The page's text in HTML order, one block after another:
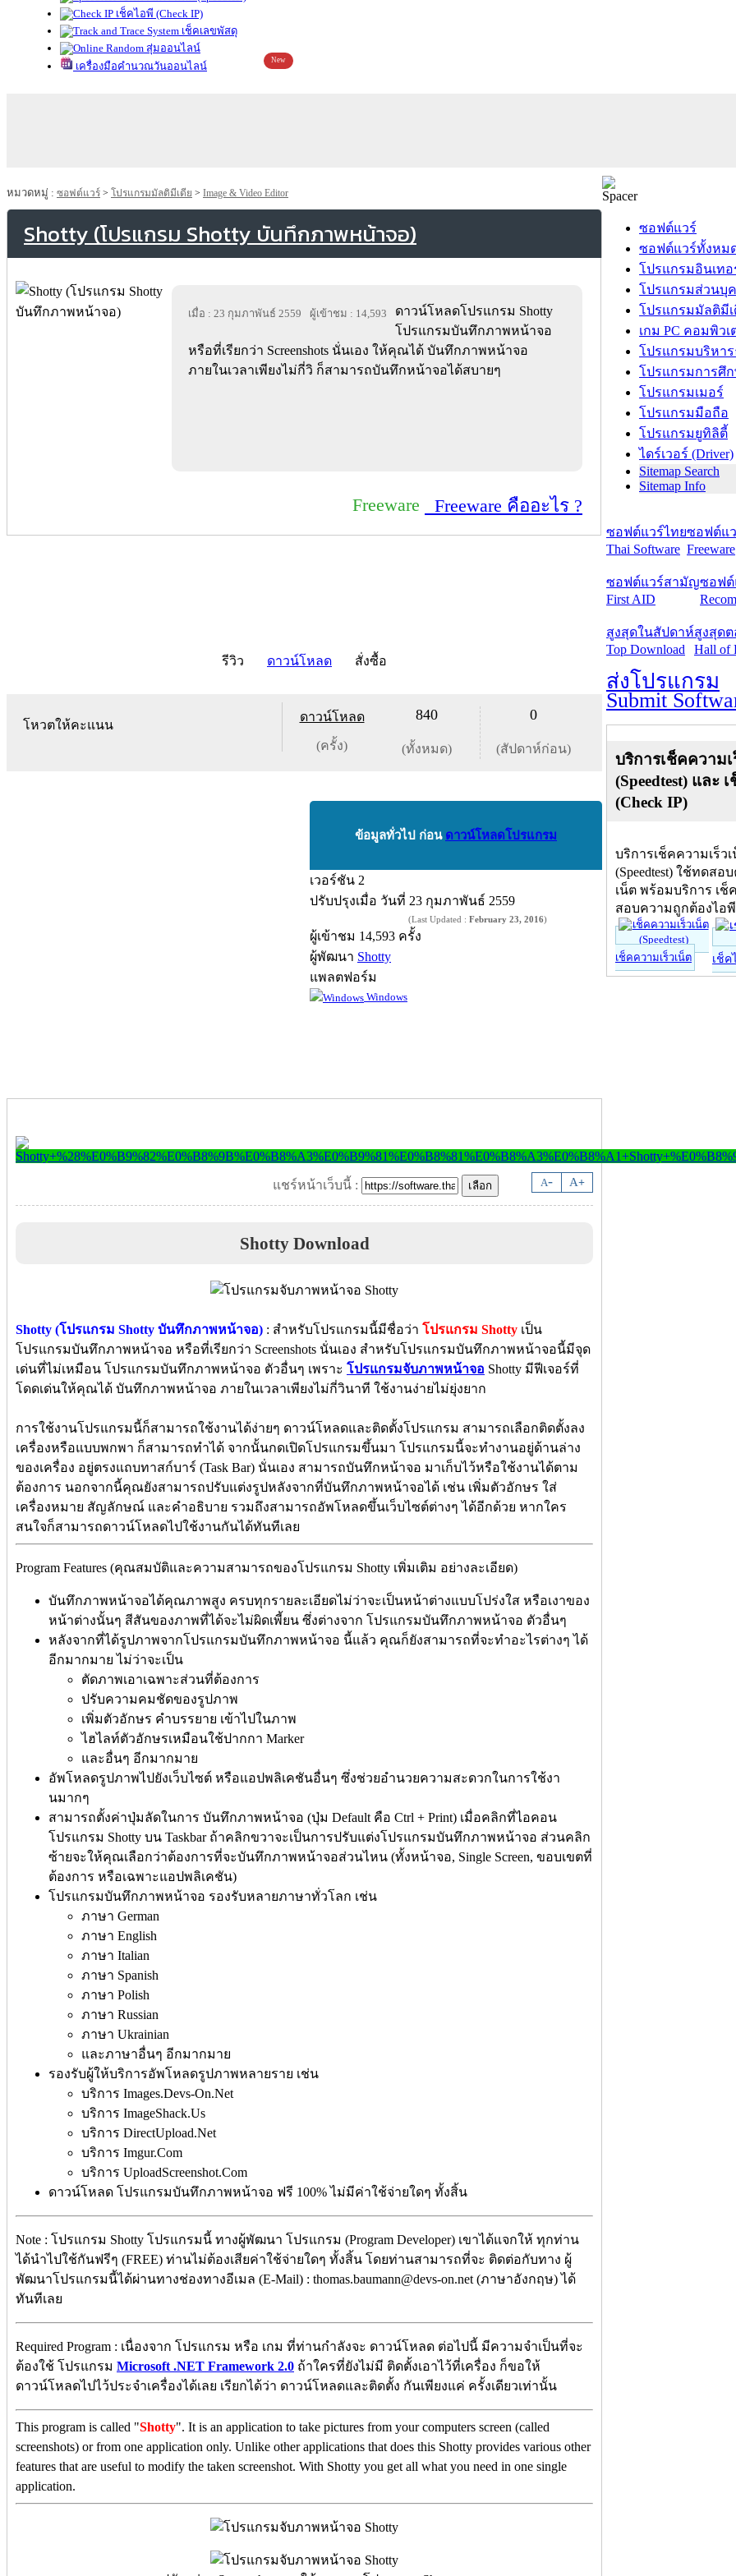
เช็คไอพี (Check IP)
เช็คเลขพัสดุ
สุ่มออนไลน์
เครื่องมือคำนวณวันออนไลน์
New
หมวดหมู่ : ซอฟต์แวร์ > โปรแกรมมัลติมีเดีย > Image & Video Editor
Shotty (โปรแกรม Shotty บันทึกภาพหน้าจอ)
เมื่อ : 23 กุมภาพันธ์ 2559 ผู้เข้าชม : 14,593
ดาวน์โหลดโปรแกรม Shotty
โปรแกรมบันทึกภาพหน้าจอ
หรือที่เรียกว่า Screenshots นั่นเอง ให้คุณได้ บันทึกภาพหน้าจอ
ภายในเวลาเพียงไม่กี่วิ ก็สามารถบันทึกหน้าจอได้สบายๆ
Freeware Freeware คืออะไร ?
รีวิว ดาวน์โหลด สั่งซื้อ
โหวตให้คะแนน
ดาวน์โหลด
(ครั้ง)
840
(ทั้งหมด)
0
(สัปดาห์ก่อน)
ข้อมูลทั่วไป ก่อน ดาวน์โหลดโปรแกรม
เวอร์ชัน 2
ปรับปรุงเมื่อ วันที่ 23 กุมภาพันธ์ 2559
(Last Updated : February 23, 2016)
ผู้เข้าชม 14,593 ครั้ง
ผู้พัฒนา Shotty
แพลตฟอร์ม
Windows
A- A+
แชร์หน้าเว็บนี้ :
Shotty Download
Shotty (โปรแกรม Shotty บันทึกภาพหน้าจอ) : สำหรับโปรแกรมนี้มีชื่อว่า โปรแกรม Shotty เป็น
โปรแกรมบันทึกภาพหน้าจอ หรือที่เรียกว่า Screenshots นั่นเอง สำหรับโปรแกรมบันทึกภาพหน้าจอนี้มีจุด
เด่นที่ไม่เหมือน โปรแกรมบันทึกภาพหน้าจอ ตัวอื่นๆ เพราะ โปรแกรมจับภาพหน้าจอ Shotty มีฟีเจอร์ที่
โดดเด่นให้คุณได้ บันทึกภาพหน้าจอ ภายในเวลาเพียงไม่กี่วินาที ใช้งานง่ายไม่ยุ่งยาก
การใช้งานโปรแกรมนี้ก็สามารถใช้งานได้ง่ายๆ ดาวน์โหลดและติดตั้งโปรแกรม สามารถเลือกติดตั้งลง
เครื่องหรือแบบพกพา ก็สามารถทำได้ จากนั้นกดเปิดโปรแกรมขึ้นมา โปรแกรมนี้จะทำงานอยู่ด้านล่าง
ของเครื่อง อยู่ตรงแถบทาสก์บาร์ (Task Bar) นั่นเอง สามารถบันทึกหน้าจอ มาเก็บไว้หรือใช้งานได้ตาม
ต้องการ นอกจากนี้คุณยังสามารถปรับแต่งรูปหลังจากที่บันทึกภาพหน้าจอได้ เช่น เพิ่มตัวอักษร ใส่
เครื่องหมาย สัญลักษณ์ และคำอธิบาย รวมถึงสามารถอัพโหลดขึ้นเว็บไซต์ต่างๆ ได้อีกด้วย หากใคร
สนใจก็สามารถดาวน์โหลดไปใช้งานกันได้ทันทีเลย
Program Features (คุณสมบัติและความสามารถของโปรแกรม Shotty เพิ่มเติม อย่างละเอียด)
บันทึกภาพหน้าจอได้คุณภาพสูง ครบทุกรายละเอียดไม่ว่าจะเป็นหน้าต่างแบบโปร่งใส หรือเงาของ
หน้าต่างนั้นๆ สีสันของภาพที่ได้จะไม่ผิดเพี้ยน ซึ่งต่างจาก โปรแกรมบันทึกภาพหน้าจอ ตัวอื่นๆ
หลังจากที่ได้รูปภาพจากโปรแกรมบันทึกภาพหน้าจอ นี้แล้ว คุณก็ยังสามารถที่จะทำอะไรต่างๆ ได้
อีกมากมาย ไม่ว่าจะเป็น
ตัดภาพเอาเฉพาะส่วนที่ต้องการ
ปรับความคมชัดของรูปภาพ
เพิ่มตัวอักษร คำบรรยาย เข้าไปในภาพ
ไฮไลท์ตัวอักษรเหมือนใช้ปากกา Marker
และอื่นๆ อีกมากมาย
อัพโหลดรูปภาพไปยังเว็บไซต์ หรือแอปพลิเคชันอื่นๆ ซึ่งช่วยอำนวยความสะดวกในการใช้งา
นมากๆ
สามารถตั้งค่าปุ่มลัดในการ บันทึกภาพหน้าจอ (ปุ่ม Default คือ Ctrl + Print) เมื่อคลิกที่ไอคอน
โปรแกรม Shotty บน Taskbar ถ้าคลิกขวาจะเป็นการปรับแต่งโปรแกรมบันทึกภาพหน้าจอ ส่วนคลิก
ซ้ายจะให้คุณเลือกว่าต้องการที่จะบันทึกภาพหน้าจอส่วนไหน (ทั้งหน้าจอ, Single Screen, ขอบเขตที่
ต้องการ หรือเฉพาะแอปพลิเคชัน)
โปรแกรมบันทึกภาพหน้าจอ รองรับหลายภาษาทั่วโลก เช่น
ภาษา German
ภาษา English
ภาษา Italian
ภาษา Spanish
ภาษา Polish
ภาษา Russian
ภาษา Ukrainian
และภาษาอื่นๆ อีกมากมาย
รองรับผู้ให้บริการอัพโหลดรูปภาพหลายราย เช่น
บริการ Images.Devs-On.Net
บริการ ImageShack.Us
บริการ DirectUpload.Net
บริการ Imgur.Com
บริการ UploadScreenshot.Com
ดาวน์โหลด โปรแกรมบันทึกภาพหน้าจอ ฟรี 100% ไม่มีค่าใช้จ่ายใดๆ ทั้งสิ้น
Note : โปรแกรม Shotty โปรแกรมนี้ ทางผู้พัฒนา โปรแกรม (Program Developer) เขาได้แจกให้ ทุกท่าน
ได้นำไปใช้กันฟรีๆ (FREE) ท่านไม่ต้องเสียค่าใช้จ่ายใดๆ ทั้งสิ้น โดยท่านสามารถที่จะ ติดต่อกับทาง ผู้
พัฒนาโปรแกรมนี้ได้ผ่านทางช่องทางอีเมล (E-Mail) : thomas.baumann@devs-on.net (ภาษาอังกฤษ) ได้
ทันทีเลย
Required Program : เนื่องจาก โปรแกรม หรือ เกม ที่ท่านกำลังจะ ดาวน์โหลด ต่อไปนี้ มีความจำเป็นที่จะ
ต้องใช้ โปรแกรม Microsoft .NET Framework 2.0 ถ้าใครที่ยังไม่มี ติดตั้งเอาไว้ที่เครื่อง ก็ขอให้
ดาวน์โหลดไปไว้ประจำเครื่องได้เลย เรียกได้ว่า ดาวน์โหลดและติดตั้ง กันเพียงแค่ ครั้งเดียวเท่านั้น
This program is called "Shotty". It is an application to take pictures from your computers screen (called
screenshots) or from one application only. Unlike other applications that does this Shotty provides various other
features that are useful to modify the taken screenshot. With Shotty you get all what you need in one single
application.
ซอฟต์แวร์
ซอฟต์แวร์ทั้งหม
โปรแกรมอินเทอ
โปรแกรมส่วนบุ
โปรแกรมมัลติมีเ
เกม PC คอมพิวเ
โปรแกรมบริหา
โปรแกรมการศึ
โปรแกรมเมอร์
โปรแกรมมือถือ
โปรแกรมยูทิลิตี้
ไดร์เวอร์ (Driver)
Sitemap Search
Sitemap Info
ซอฟต์แวร์ไทย
Thai Software
ซอฟต์แ
Freeware
ซอฟต์แวร์สามัญ
First AID
ซอฟต์
สูงสุดในสัปดาห์
Top Download
สูงสุด
Hall of
ส่งโปรแกรม
Submit
บริการเช็คความเ
(Speedtest) และ
(Check IP)
บริการเช็คความเร็ว
(Speedtest) ใช้ทดสอ
เน็ต พร้อมบริการ เช็
สอบความถูกต้องไอ
เช็คความเร็วเน็ต เช็ค